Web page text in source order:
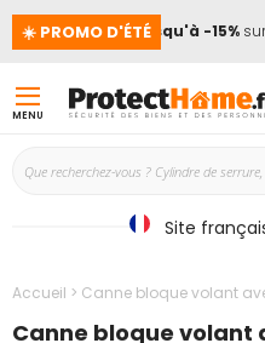
☀️ PROMO D'ÉTÉ
! 📢Jusqu'à -15%sur
MENU
Site
Accueil Canne bloque volant
Canne bloque volant